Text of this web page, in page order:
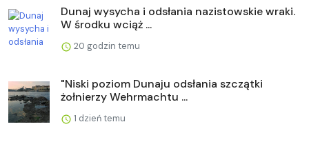
Dunaj wysycha i odsłania nazistowskie wraki.
W środku wciąż ...
20 godzin temu
"Niski poziom Dunaju odsłania szczątki
żołnierzy Wehrmachtu ...
1 dzień temu